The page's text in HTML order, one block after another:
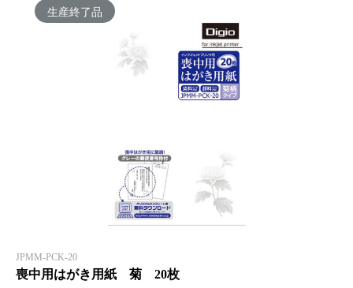
生産終了品
JPMM-PCK-20
喪中用はがき用紙 菊 20枚